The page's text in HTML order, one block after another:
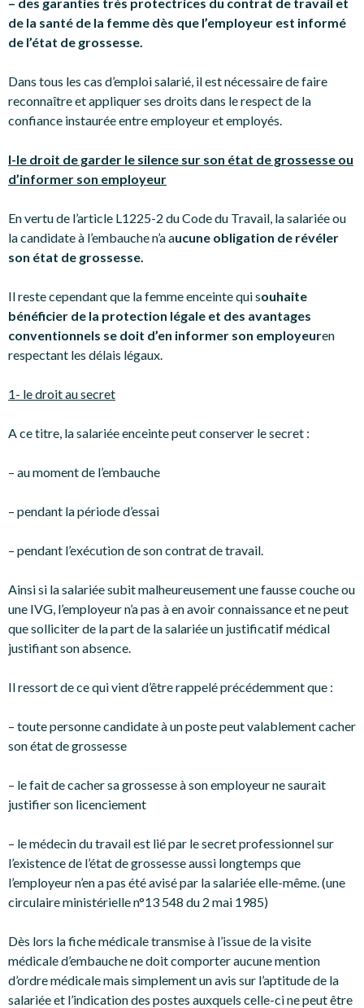
de la santé de la femme dès que l’employeur est informé
de l’état de grossesse.
Dans tous les cas d’emploi salarié, il est nécessaire de faire
reconnaître et appliquer ses droits dans le respect de la
confiance instaurée entre employeur et employés.
I-le droit de garder le silence sur son état de grossesse ou
d’informer son employeur
En vertu de l’article L1225-2 du Code du Travail, la salariée ou
la candidate à l’embauche n’a aucune obligation de révéler
son état de grossesse.
Il reste cependant que la femme enceinte qui souhaite
bénéficier de la protection légale et des avantages
conventionnels se doit d’en informer son employeuren
respectant les délais légaux.
1- le droit au secret
A ce titre, la salariée enceinte peut conserver le secret :
– au moment de l’embauche
– pendant la période d’essai
– pendant l’exécution de son contrat de travail.
Ainsi si la salariée subit malheureusement une fausse couche ou
une IVG, l’employeur n’a pas à en avoir connaissance et ne peut
que solliciter de la part de la salariée un justificatif médical
justifiant son absence.
Il ressort de ce qui vient d’être rappelé précédemment que :
– toute personne candidate à un poste peut valablement cacher
son état de grossesse
– le fait de cacher sa grossesse à son employeur ne saurait
justifier son licenciement
– le médecin du travail est lié par le secret professionnel sur
l’existence de l’état de grossesse aussi longtemps que
l’employeur n’en a pas été avisé par la salariée elle-même. (une
circulaire ministérielle n°13 548 du 2 mai 1985)
Dès lors la fiche médicale transmise à l’issue de la visite
médicale d’embauche ne doit comporter aucune mention
d’ordre médicale mais simplement un avis sur l’aptitude de la
salariée et l’indication des postes auxquels celle-ci ne peut être